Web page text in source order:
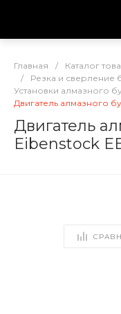
Главная / Каталог
/
Резка и сверление
Установки алмазного
Двигатель алмазного
Двигатель
Eibenstock